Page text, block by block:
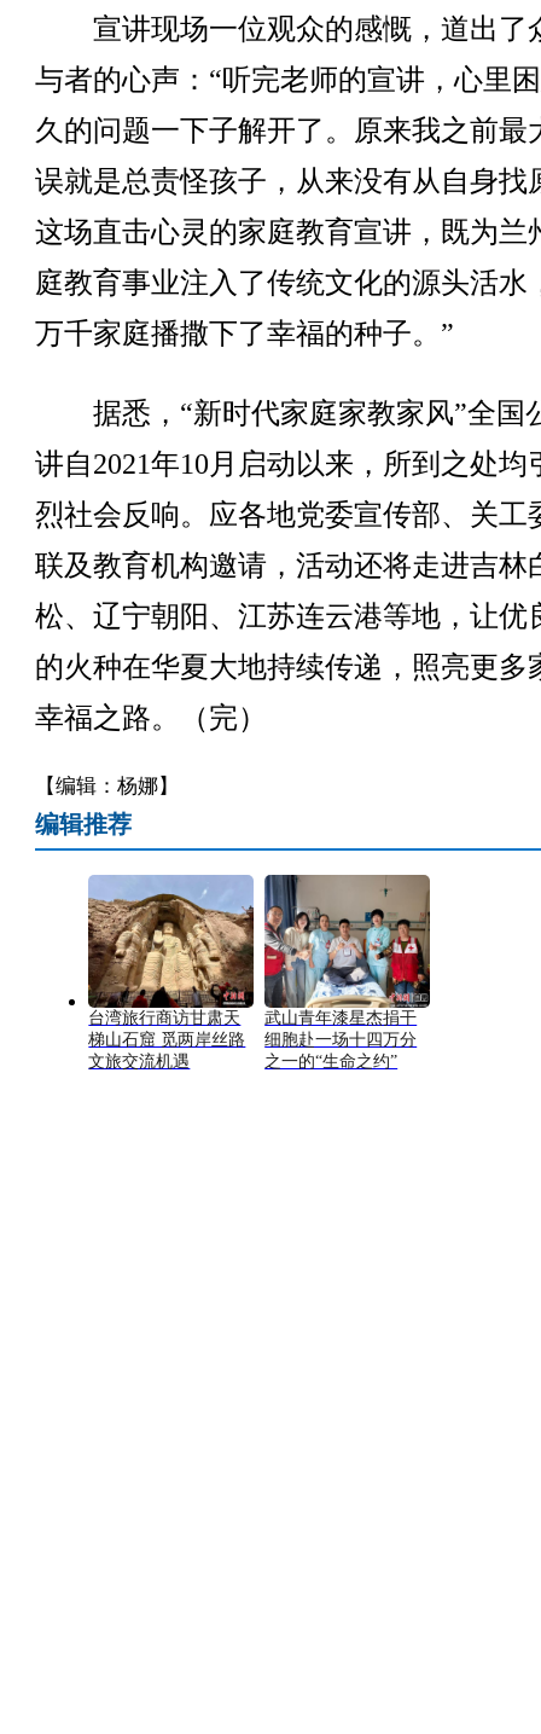
宣讲现场一位观众的感慨，道出了
与者的心声：“听完老师的宣讲，心里
久的问题一下子解开了。原来我之前最
误就是总责怪孩子，从来没有从自身找
这场直击心灵的家庭教育宣讲，既为兰
庭教育事业注入了传统文化的源头活水
万千家庭播撒下了幸福的种子。”
据悉，“新时代家庭家教家风”全国
讲自2021年10月启动以来，所到之处均
烈社会反响。应各地党委宣传部、关工
联及教育机构邀请，活动还将走进吉林
松、辽宁朝阳、江苏连云港等地，让优
的火种在华夏大地持续传递，照亮更多
幸福之路。（完）
【编辑：杨娜】
编辑推荐
台湾旅行商访甘肃天
梯山石窟 觅两岸丝路
文旅交流机遇
武山青年漆星杰捐干
细胞赴一场十四万分
之一的“生命之约”